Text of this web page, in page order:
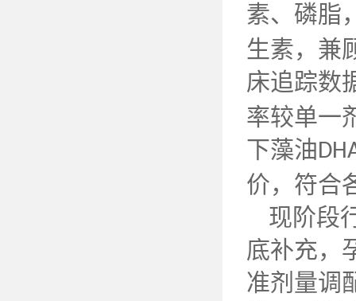
素、磷脂
生素，兼
床追踪数
率较单一
下藻油
价，符合
现阶段
底补充，
准剂量调